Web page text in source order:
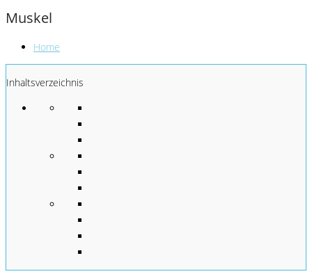
Muskel
Home
Inhaltsverzeichnis